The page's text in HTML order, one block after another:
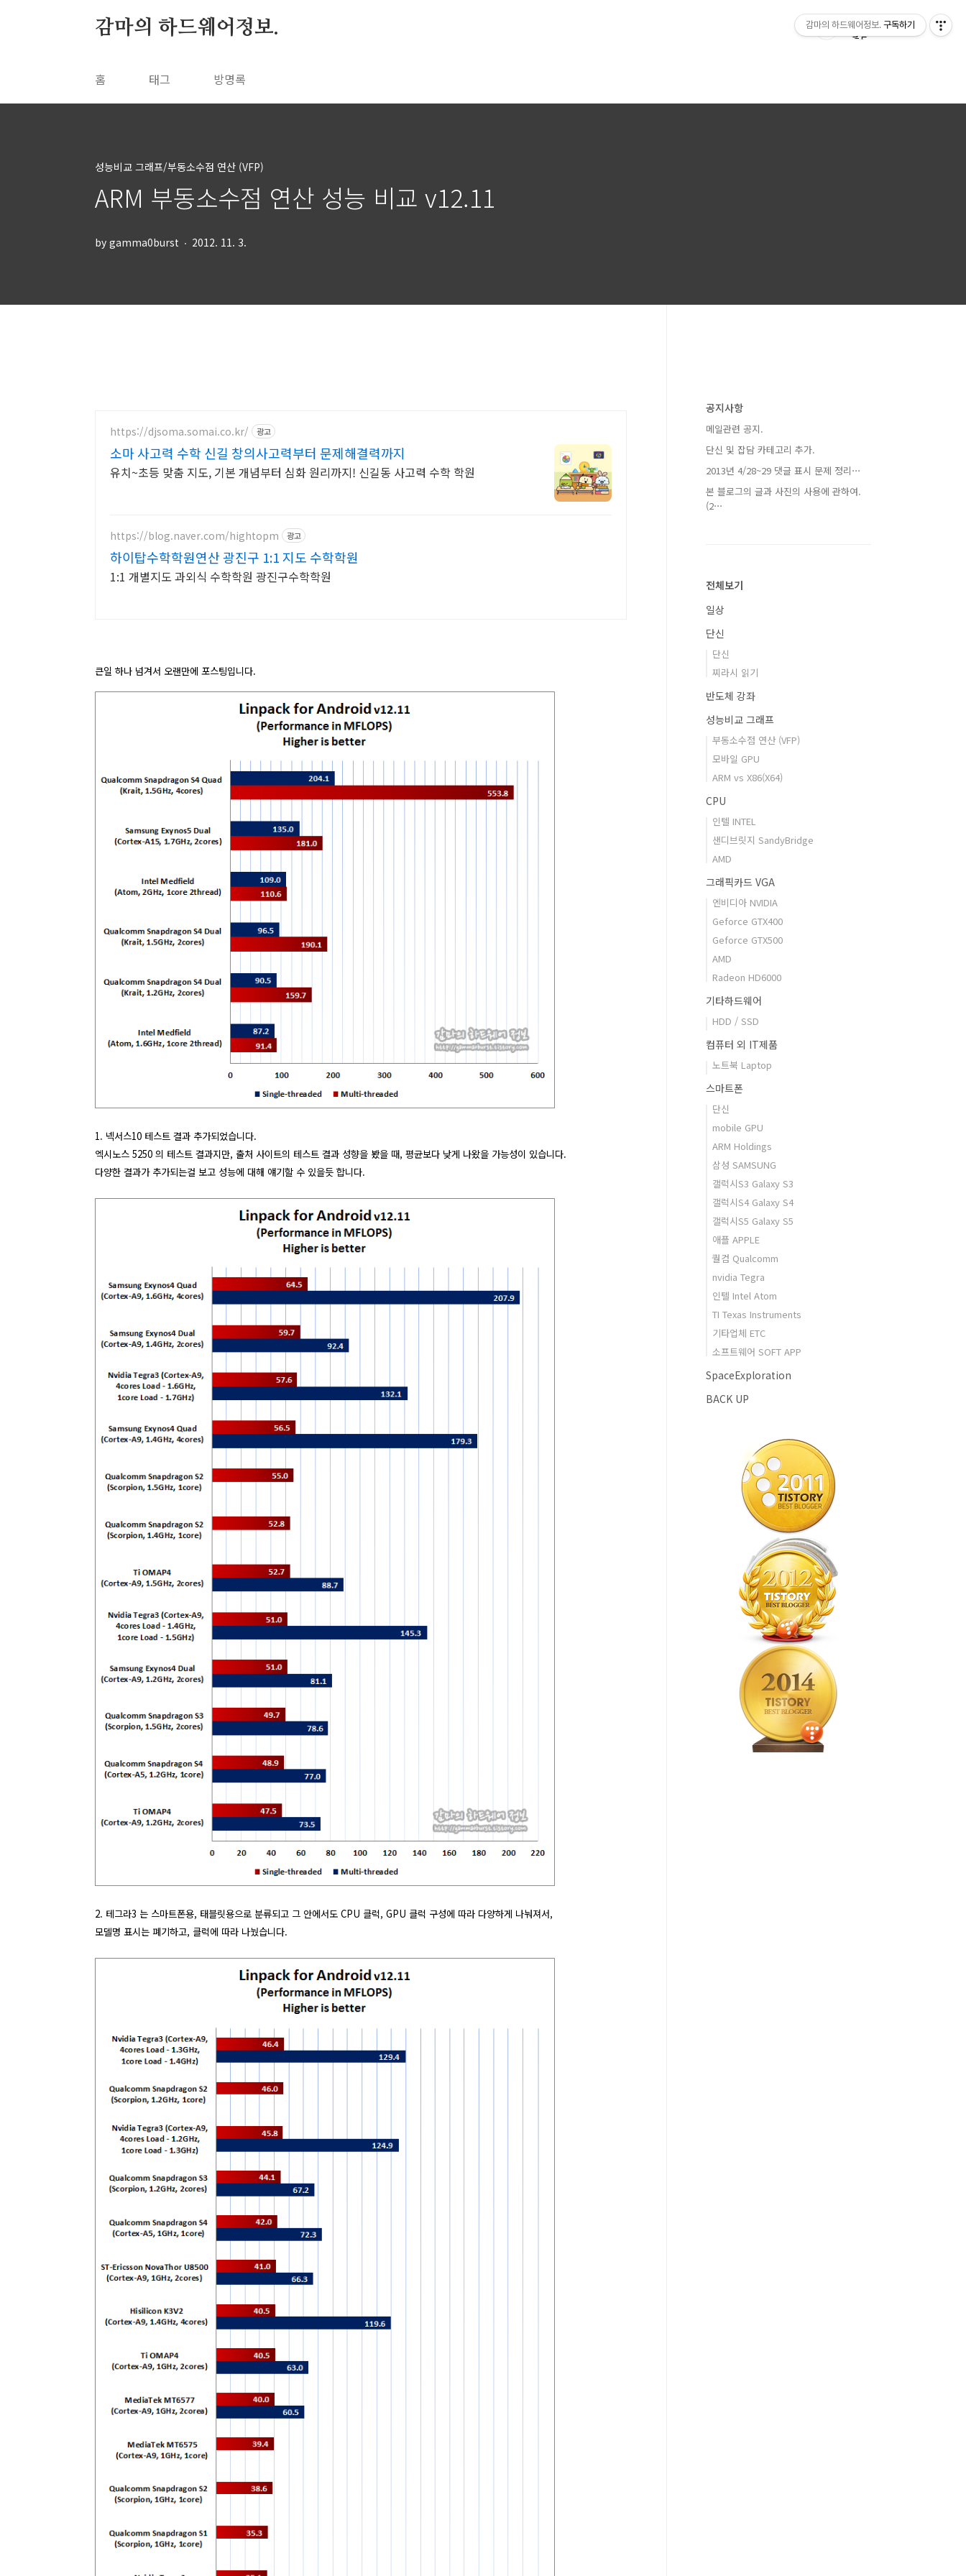
감마의 하드웨어정보.
홈 태그 방명록
성능비교 그래프/부동소수점 연산 (VFP)
ARM 부동소수점 연산 성능 비교 v12.11
by gamma0burst 2012. 11. 3.
https://djsoma.somai.co.kr/ 광고
소마 사고력 수학 신길 창의사고력부터 문제해결력까지
유치~초등 맞춤 지도, 기본 개념부터 심화 원리까지! 신길동 사고력 수학 학원
https://blog.naver.com/hightopm 광고
하이탑수학학원연산 광진구 1:1 지도 수학학원
1:1 개별지도 과외식 수학학원 광진구수학학원
큰일 하나 넘겨서 오랜만에 포스팅입니다.
1. 넥서스10 테스트 결과 추가되었습니다.
엑시노스 5250 의 테스트 결과지만, 출처 사이트의 테스트 결과 성향을 봤을 때, 평균보다 낮게 나왔을 가능성이 있습니다.
다양한 결과가 추가되는걸 보고 성능에 대해 얘기할 수 있을듯 합니다.
2. 테그라3 는 스마트폰용, 태블릿용으로 분류되고 그 안에서도 CPU 클럭, GPU 클럭 구성에 따라 다양하게 나눠져서,
모델명 표시는 폐기하고, 클럭에 따라 나눴습니다.
공지사항
메일관련 공지.
단신 및 잡담 카테고리 추가.
2013년 4/28~29 댓글 표시 문제 정리⋯
본 블로그의 글과 사진의 사용에 관하여.
(2⋯
전체보기
일상
단신
단신
찌라시 읽기
반도체 강좌
성능비교 그래프
부동소수점 연산 (VFP)
모바일 GPU
ARM vs X86(X64)
CPU
인텔 INTEL
샌디브릿지 SandyBridge
AMD
그래픽카드 VGA
엔비디아 NVIDIA
Geforce GTX400
Geforce GTX500
AMD
Radeon HD6000
기타하드웨어
HDD / SSD
컴퓨터 외 IT제품
노트북 Laptop
스마트폰
단신
mobile GPU
ARM Holdings
삼성 SAMSUNG
갤럭시S3 Galaxy S3
갤럭시S4 Galaxy S4
갤럭시S5 Galaxy S5
애플 APPLE
퀄컴 Qualcomm
nvidia Tegra
인텔 Intel Atom
TI Texas Instruments
기타업체 ETC
소프트웨어 SOFT APP
SpaceExploration
BACK UP
감마의 하드웨어정보. 구독하기